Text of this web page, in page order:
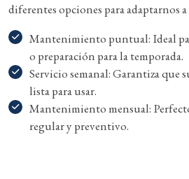
diferentes opciones para adaptarnos a
Mantenimiento puntual: Ideal
o preparación para la temporada.
Servicio semanal: Garantiza que
lista para usar.
Mantenimiento mensual:
regular y preventivo.